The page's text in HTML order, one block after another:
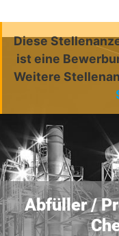
Diese
ist eine
Weitere
Abfüller /